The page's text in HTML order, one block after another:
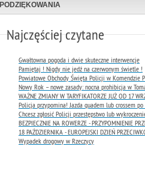
PODZIĘKOWANIA
Najczęściej czytane
Gwałtowna pogoda i dwie skuteczne interwencje
Pamiętaj ! Nigdy nie jedź na czerwonym świetle !
Nowy Rok – nowe zasady: nocna prohibicja w
WAŻNE ZMIANY W TARYFIKATORZE JUŻ OD 17
Policja przypomina! Jazda quadem lub crossem
BEZPIECZNIE NA ROWERZE - PRZYPOMNIENIE
18 PAŹDZIERNIKA - EUROPEJSKI DZIEŃ
Wypadek drogowy w Rzeczycy